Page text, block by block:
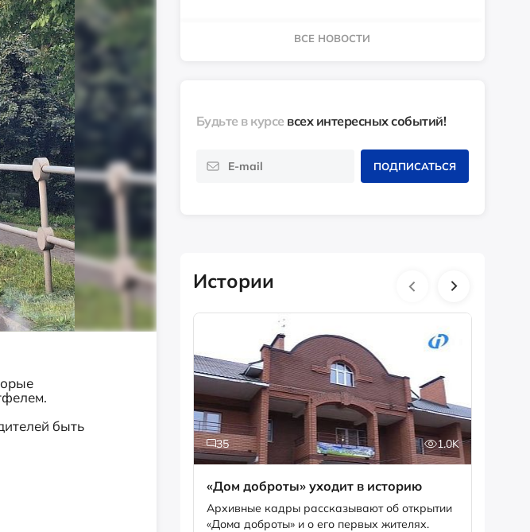
быть
ВСЕ НОВОСТИ
Будьте в курсе всех интересных событий!
ПОДПИСАТЬСЯ
Истории
35 1.0K
«Дом доброты» уходит в историю
Архивные кадры рассказывают об открытии
«Дома доброты» и о его первых жителях.